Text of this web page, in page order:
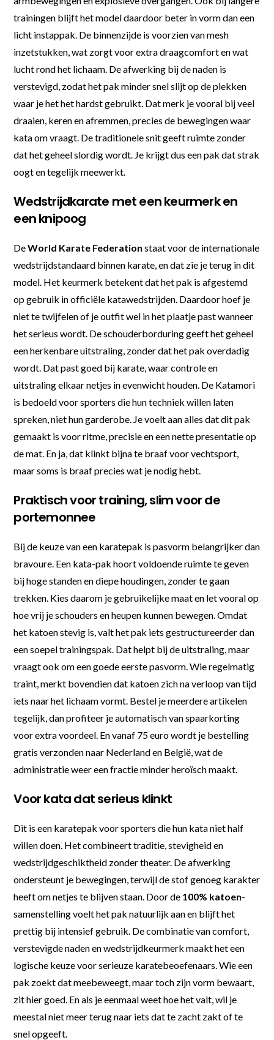
trainingen blijft het model daardoor beter in vorm dan een
licht instappak. De binnenzijde is voorzien van mesh
inzetstukken, wat zorgt voor extra draagcomfort en wat
lucht rond het lichaam. De afwerking bij de naden is
verstevigd, zodat het pak minder snel slijt op de plekken
waar je het het hardst gebruikt. Dat merk je vooral bij veel
draaien, keren en afremmen, precies de bewegingen waar
kata om vraagt. De traditionele snit geeft ruimte zonder
dat het geheel slordig wordt. Je krijgt dus een pak dat strak
oogt en tegelijk meewerkt.
Wedstrijdkarate met een keurmerk en
een knipoog
DeWorld Karate Federation staat voor de internationale
wedstrijdstandaard binnen karate, en dat zie je terug in dit
model. Het keurmerk betekent dat het pak is afgestemd
op gebruik in officiële katawedstrijden. Daardoor hoef je
niet te twijfelen of je outfit wel in het plaatje past wanneer
het serieus wordt. De schouderborduring geeft het geheel
een herkenbare uitstraling, zonder dat het pak overdadig
wordt. Dat past goed bij karate, waar controle en
uitstraling elkaar netjes in evenwicht houden. De Katamori
is bedoeld voor sporters die hun techniek willen laten
spreken, niet hun garderobe. Je voelt aan alles dat dit pak
gemaakt is voor ritme, precisie en een nette presentatie op
de mat. En ja, dat klinkt bijna te braaf voor vechtsport,
maar soms is braaf precies wat je nodig hebt.
Praktisch voor training, slim voor de
portemonnee
Bij de keuze van een karatepak is pasvorm belangrijker dan
bravoure. Een kata-pak hoort voldoende ruimte te geven
bij hoge standen en diepe houdingen, zonder te gaan
trekken. Kies daarom je gebruikelijke maat en let vooral op
hoe vrij je schouders en heupen kunnen bewegen. Omdat
het katoen stevig is, valt het pak iets gestructureerder dan
een soepel trainingspak. Dat helpt bij de uitstraling, maar
vraagt ook om een goede eerste pasvorm. Wie regelmatig
traint, merkt bovendien dat katoen zich na verloop van tijd
iets naar het lichaam vormt. Bestel je meerdere artikelen
tegelijk, dan profiteer je automatisch van spaarkorting
voor extra voordeel. En vanaf 75 euro wordt je bestelling
gratis verzonden naar Nederland en België, wat de
administratie weer een fractie minder heroïsch maakt.
Voor kata dat serieus klinkt
Dit is een karatepak voor sporters die hun kata niet half
willen doen. Het combineert traditie, stevigheid en
wedstrijdgeschiktheid zonder theater. De afwerking
ondersteunt je bewegingen, terwijl de stof genoeg karakter
heeft om netjes te blijven staan. Door de 100% katoen-
samenstelling voelt het pak natuurlijk aan en blijft het
prettig bij intensief gebruik. De combinatie van comfort,
verstevigde naden en wedstrijdkeurmerk maakt het een
logische keuze voor serieuze karatebeoefenaars. Wie een
pak zoekt dat meebeweegt, maar toch zijn vorm bewaart,
zit hier goed. En als je eenmaal weet hoe het valt, wil je
meestal niet meer terug naar iets dat te zacht zakt of te
snel opgeeft.